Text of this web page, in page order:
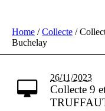
Home /Collecte /
Buchelay
26/11/2023
Collecte 9